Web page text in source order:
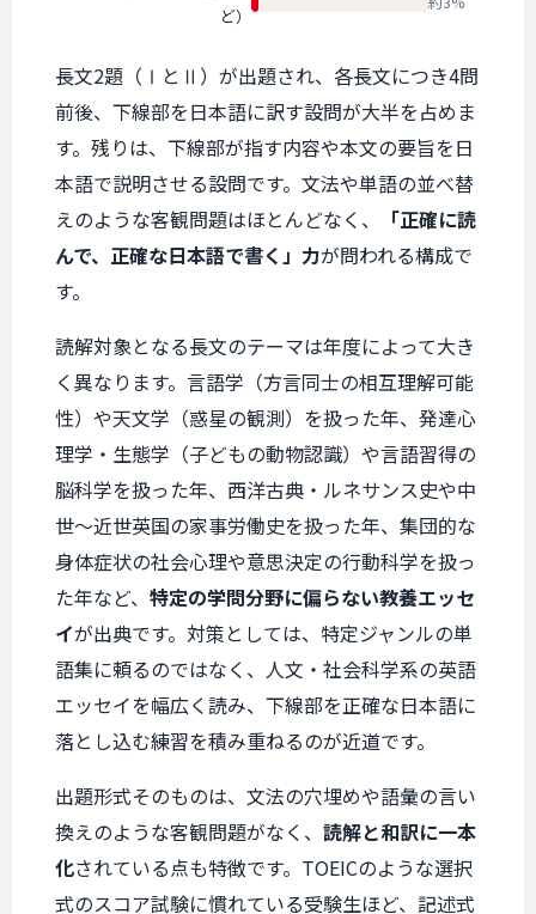
ど）
長文2題（ⅠとⅡ）が出題され、各長文につき4問
前後、下線部を日本語に訳す設問が大半を占めま
す。残りは、下線部が指す内容や本文の要旨を日
本語で説明させる設問です。文法や単語の並べ替
えのような客観問題はほとんどなく、
「正確に読
んで、正確な日本語で書く」力が問われる構成で
す。
読解対象となる長文のテーマは年度によって大き
く異なります。言語学（方言同士の相互理解可能
性）や天文学（惑星の観測）を扱った年、発達心
理学・生態学（子どもの動物認識）や言語習得の
脳科学を扱った年、西洋古典・ルネサンス史や中
世〜近世英国の家事労働史を扱った年、集団的な
身体症状の社会心理や意思決定の行動科学を扱っ
た年など、 特定の学問分野に偏らない教養エッセ
イが出典です。対策としては、特定ジャンルの単
語集に頼るのではなく、人文・社会科学系の英語
エッセイを幅広く読み、下線部を正確な日本語に
落とし込む練習を積み重ねるのが近道です。
出題形式そのものは、文法の穴埋めや語彙の言い
換えのような客観問題がなく、 読解と和訳に一本
化されている点も特徴です。TOEICのような選択
式のスコア試験に慣れている受験生ほど、記述式